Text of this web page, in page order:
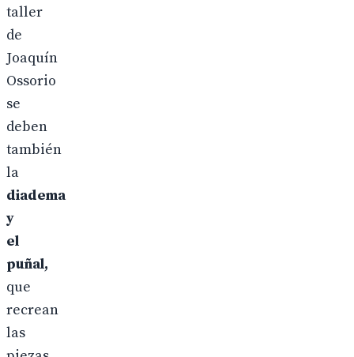
taller
de
Joaquín
Ossorio
se
deben
también
la
diadema
y
el
puñal,
que
recrean
las